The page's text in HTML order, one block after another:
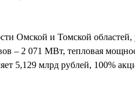
Омской и Томской областей,
– 2 071 МВт, тепловая
5,129 млрд рублей, 100%